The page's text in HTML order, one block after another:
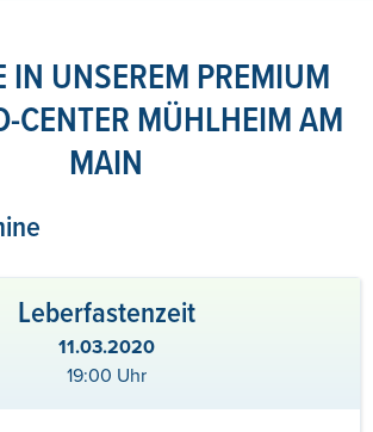
IN UNSEREM PREMIUM
CENTER MÜHLHEIM AM
MAIN
Leberfastenzeit
11.03.2020
19:00 Uhr